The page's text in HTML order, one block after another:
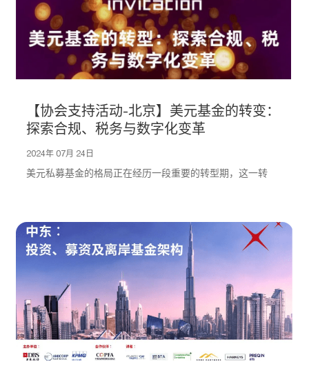
【协会支持活动-北京】美元基金的转变：
探索合规、税务与数字化变革
2024年 07月 24日
美元私募基金的格局正在经历一段重要的转型期，这一转